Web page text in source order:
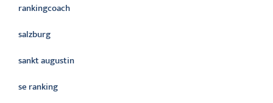
rankingcoach
salzburg
sankt augustin
se ranking